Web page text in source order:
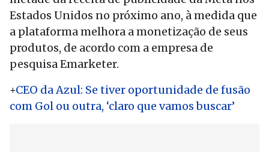
Estados Unidos no próximo ano, à medida que
a plataforma melhora a monetização de seus
produtos, de acordo com a empresa de
pesquisa Emarketer.
+CEO da Azul: Se tiver oportunidade de fusão
com Gol ou outra, ‘claro que vamos buscar’